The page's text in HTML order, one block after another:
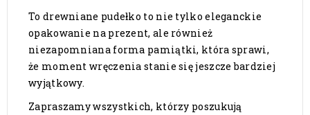
To drewniane pudełko to nie tylko eleganckie
opakowanie na prezent, ale również
niezapomniana forma pamiątki, która sprawi,
że moment wręczenia stanie się jeszcze bardziej
wyjątkowy.
Zapraszamy wszystkich, którzy poszukują